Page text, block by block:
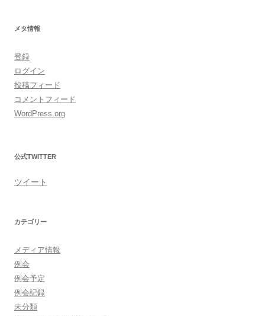
メタ情報
登録
ログイン
投稿フィード
コメントフィード
WordPress.org
公式TWITTER
ツイート
カテゴリー
メディア情報
例会
例会予定
例会記録
未分類